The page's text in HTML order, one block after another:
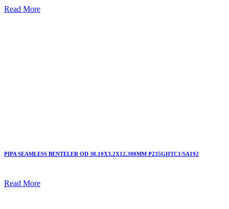
Read More
PIPA SEAMLESS BENTELER OD 38.10X3.2X12.300MM P235GHTC1/SA192
Read More